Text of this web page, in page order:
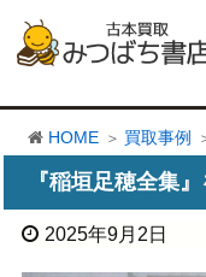
HOME 買取事例
『稲垣足穂全集
2025年9月2日